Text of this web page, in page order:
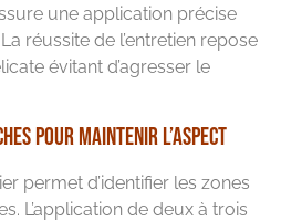
une application précise
réussite de l’entretien repose
évitant d’agresser le
pour maintenir l’aspect
permet d’identifier les zones
L’application de deux à trois